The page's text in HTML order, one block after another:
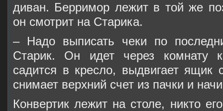
диван. Берримор лежит в той же
он смотрит на Старика.
– Надо выписать чеки по
Старик. Он идет через комнату
садится в кресло, выдвигает ящик
снимает верхний счет из пачки и
Конвертик лежит на столе, никто